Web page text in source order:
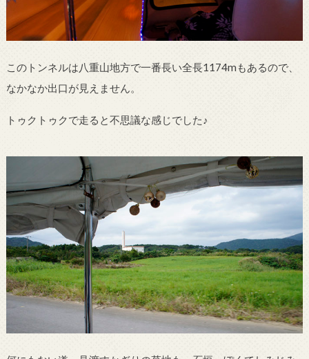
このトンネルは八重山地方で一番長い全長1174mもあるので、
なかなか出口が見えません。
トゥクトゥクで走ると不思議な感じでした♪